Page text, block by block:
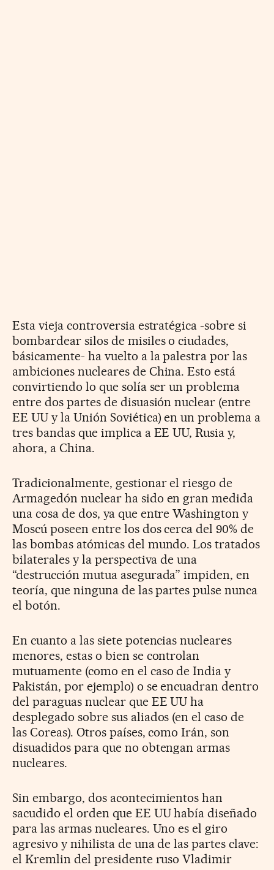
Esta vieja controversia estratégica -sobre si
bombardear silos de misiles o ciudades,
básicamente- ha vuelto a la palestra por las
ambiciones nucleares de China. Esto está
convirtiendo lo que solía ser un problema
entre dos partes de disuasión nuclear (entre
EE UU y la Unión Soviética) en un problema a
tres bandas que implica a EE UU, Rusia y,
ahora, a China.
Tradicionalmente, gestionar el riesgo de
Armagedón nuclear ha sido en gran medida
una cosa de dos, ya que entre Washington y
Moscú poseen entre los dos cerca del 90% de
las bombas atómicas del mundo. Los tratados
bilaterales y la perspectiva de una
“destrucción mutua asegurada” impiden, en
teoría, que ninguna de las partes pulse nunca
el botón.
En cuanto a las siete potencias nucleares
menores, estas o bien se controlan
mutuamente (como en el caso de India y
Pakistán, por ejemplo) o se encuadran dentro
del paraguas nuclear que EE UU ha
desplegado sobre sus aliados (en el caso de
las Coreas). Otros países, como Irán, son
disuadidos para que no obtengan armas
nucleares.
Sin embargo, dos acontecimientos han
sacudido el orden que EE UU había diseñado
para las armas nucleares. Uno es el giro
agresivo y nihilista de una de las partes clave:
el Kremlin del presidente ruso Vladimir